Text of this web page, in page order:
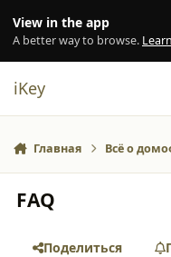
View in the app
A better way to browse.
iKey
Главная Всё о
FAQ
Поделиться